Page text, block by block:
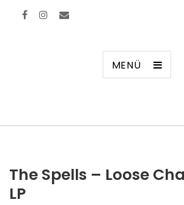
MENÜ
The Spells – Loose
LP